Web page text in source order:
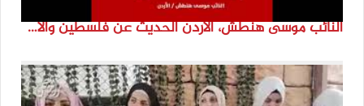
النائب موسى هنطش، الأردن الحديث عن فلسطين والاقصى هو عنصر تحدي من تحديات الأُمة في تاريخها الطويل. #انتماء2022